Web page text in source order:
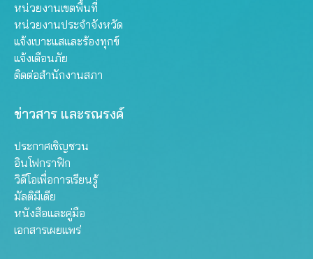
หน่วยงานเขตพื้นที่
หน่วยงานประจำจังหวัด
แจ้งเบาะแสและร้องทุกข์
แจ้งเตือนภัย
ติดต่อสำนักงานสภา
ข่าวสาร และรณรงค์
ประกาศเชิญชวน
อินโฟกราฟิก
วิดีโอเพื่อการเรียนรู้
มัลติมีเดีย
หนังสือและคู่มือ
เอกสารเผยแพร่